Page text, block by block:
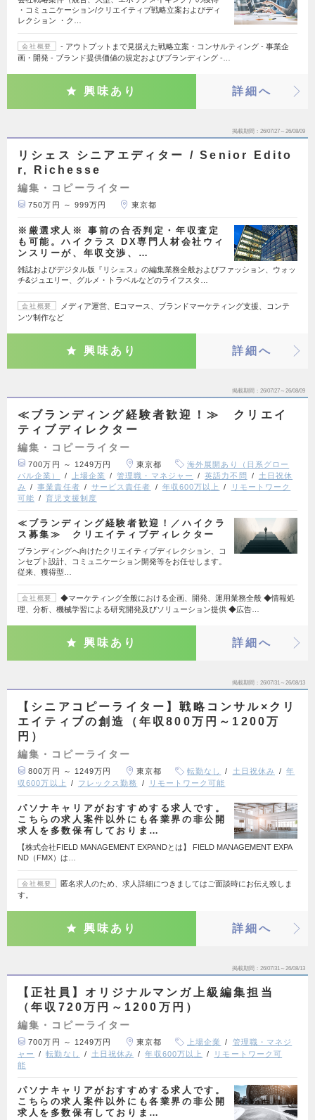
・コミュニケーション/クリエイティブ戦略立案およびディ
レクション ・ク…
会社概要
- アウトプットまで見据えた戦略立案・コンサルティング - 事業企
画・開発 - ブランド提供価値の規定およびブランディング -…
興味あり 詳細へ
掲載期間 26/07/27～26/08/09
リシェス シニアエディター / Senior Edito
r, Richesse
編集・コピーライター
750万円 ～ 999万円 東京都
※厳選求人※ 事前の合否判定・年収査定
も可能。ハイクラス DX専門人材会社ウィ
ンスリーが、年収交渉、…
雑誌およびデジタル版『リシェス』の編集業務全般およびファッション、ウォッ
チ&ジュエリー、グルメ・トラベルなどのライフスタ…
会社概要
メディア運営、Eコマース、ブランドマーケティング支援、コンテ
ンツ制作など
興味あり 詳細へ
掲載期間 26/07/27～26/08/09
≪ブランディング経験者歓迎！≫ クリエイ
ティブディレクター
編集・コピーライター
700万円 ～ 1249万円 東京都
海外展開あり（日系グロー
バル企業）
上場企業 管理職・マネジャー 英語力不問
土日祝休
み
事業責任者 サービス責任者 年収600万以上
リモートワーク
可能
育児支援制度
≪ブランディング経験者歓迎！／ハイクラ
ス募集≫ クリエイティブディレクター
ブランディングへ向けたクリエイティブディレクション、コ
ンセプト設計、コミュニケーション開発等をお任せします。
従来、獲得型…
会社概要
◆マーケティング全般における企画、開発、運用業務全般 ◆情報処
理、分析、機械学習による研究開発及びソリューション提供 ◆広告…
興味あり 詳細へ
掲載期間 26/07/31～26/08/13
【シニアコピーライター】戦略コンサル×クリ
エイティブの創造（年収800万円～1200万
円）
編集・コピーライター
800万円 ～ 1249万円 東京都 転勤なし 土日祝休み
年
収600万以上
フレックス勤務 リモートワーク可能
パソナキャリアがおすすめする求人です。
こちらの求人案件以外にも各業界の非公開
求人を多数保有しておりま…
【株式会社FIELD MANAGEMENT EXPANDとは】 FIELD MANAGEMENT EXPA
ND（FMX）は…
会社概要
匿名求人のため、求人詳細につきましてはご面談時にお伝え致しま
す。
興味あり 詳細へ
掲載期間 26/07/31～26/08/13
【正社員】オリジナルマンガ上級編集担当
（年収720万円～1200万円）
編集・コピーライター
700万円 ～ 1249万円 東京都 上場企業
管理職・マネジ
ャー
転勤なし 土日祝休み 年収600万以上
リモートワーク可
能
パソナキャリアがおすすめする求人です。
こちらの求人案件以外にも各業界の非公開
求人を多数保有しておりま…